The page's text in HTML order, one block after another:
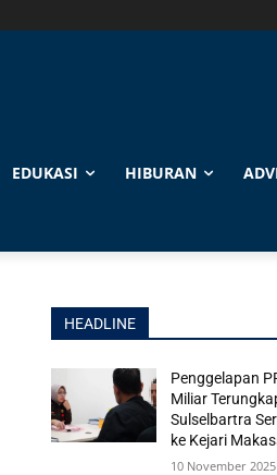
EDUKASI HIBURAN
HEADLINE
Penggelapan
Miliar
Sulselbartra
ke Kejari
10 November 2025